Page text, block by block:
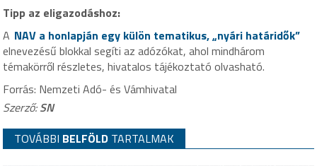
Tipp az eligazodáshoz:
A NAV a honlapján egy külön tematikus, „nyári határidők”
elnevezésű blokkal segíti az adózókat, ahol mindhárom
témakörről részletes, hivatalos tájékoztató olvasható.
Forrás: Nemzeti Adó- és Vámhivatal
Szerző:SN
TOVÁBBI BELFÖLD TARTALMAK